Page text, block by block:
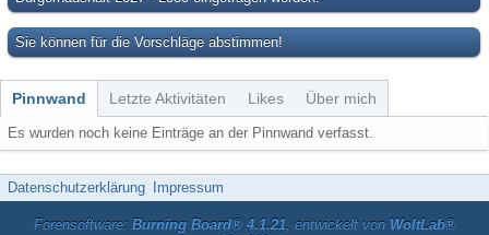
Sie können für die Vorschläge abstimmen!
Pinnwand Letzte Aktivitäten Likes Über mich
Es wurden noch keine Einträge an der Pinnwand verfasst.
Datenschutzerklärung Impressum
Forensoftware: Burning Board® 4.1.21, entwickelt von WoltLab®